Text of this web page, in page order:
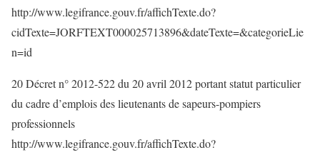
http://www.legifrance.gouv.fr/affichTexte.do?
cidTexte=JORFTEXT000025713896&dateTexte=&categorieLie
n=id
20 Décret n° 2012-522 du 20 avril 2012 portant statut particulier
du cadre d’emplois des lieutenants de sapeurs-pompiers
professionnels
http://www.legifrance.gouv.fr/affichTexte.do?